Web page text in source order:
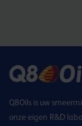
Q8Oils is uw
onze eigen R&D